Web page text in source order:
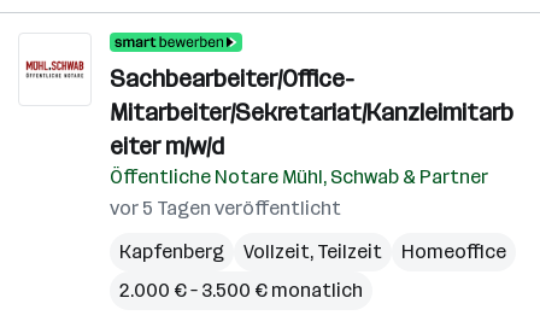
Sachbearbeiter/Office-
Mitarbeiter/Sekretariat/Kanzleimitarb
eiter m/w/d
Öffentliche Notare Mühl, Schwab & Partner
vor 5 Tagen veröffentlicht
Kapfenberg
Vollzeit, Teilzeit
Homeoffice
2.000 € – 3.500 € monatlich